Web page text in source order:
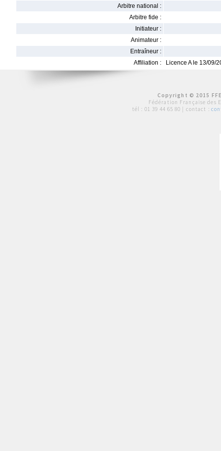
Arbitre national :
Arbitre fide :
Initiateur :
Animateur :
Entraîneur :
Affiliation :
Licence A le 13/09/
Copyright © 2015
Fédération Française des
tél : 01 39 44 65 80 | contact :